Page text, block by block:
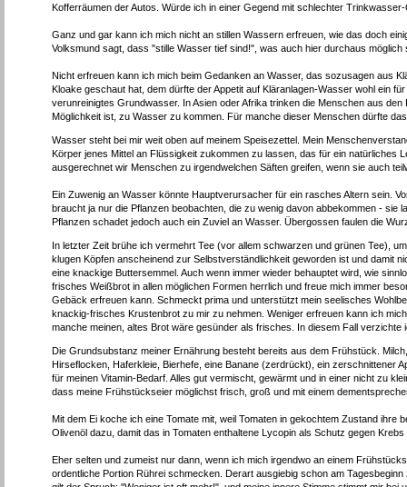
Kofferräumen der Autos. Würde ich in einer Gegend mit schlechter
Ganz und gar kann ich mich nicht an stillen Wassern erfreuen, wie das doch
Volksmund sagt, dass "stille Wasser tief sind!", was auch hier durchaus
Nicht erfreuen kann ich mich beim Gedanken an Wasser, das sozusagen aus
Kloake geschaut hat, dem dürfte der Appetit auf Kläranlagen-Wasser wohl ein
verunreinigtes Grundwasser. In Asien oder Afrika trinken die Menschen aus
Möglichkeit ist, zu Wasser zu kommen. Für manche dieser Menschen dürfte
Wasser steht bei mir weit oben auf meinem Speisezettel. Mein
Körper jenes Mittel an Flüssigkeit zukommen zu lassen, das für ein natürliches
ausgerechnet wir Menschen zu irgendwelchen Säften greifen, wenn sie auch
Ein Zuwenig an Wasser könnte Hauptverursacher für ein rasches Altern sein.
braucht ja nur die Pflanzen beobachten, die zu wenig davon abbekommen -
Pflanzen schadet jedoch auch ein Zuviel an Wasser. Übergossen faulen die
In letzter Zeit brühe ich vermehrt Tee (vor allem schwarzen und grünen Tee),
klugen Köpfen anscheinend zur Selbstverständlichkeit geworden ist und damit
eine knackige Buttersemmel. Auch wenn immer wieder behauptet wird, wie
frisches Weißbrot in allen möglichen Formen herrlich und freue mich immer
Gebäck erfreuen kann. Schmeckt prima und unterstützt mein seelisches
knackig-frisches Krustenbrot zu mir zu nehmen. Weniger erfreuen kann ich
manche meinen, altes Brot wäre gesünder als frisches. In diesem Fall
Die Grundsubstanz meiner Ernährung besteht bereits aus dem Frühstück.
Hirseflocken, Haferkleie, Bierhefe, eine Banane (zerdrückt), ein zerschnittener
für meinen Vitamin-Bedarf. Alles gut vermischt, gewärmt und in einer nicht zu
dass meine Frühstückseier möglichst frisch, groß und mit einem
Mit dem Ei koche ich eine Tomate mit, weil Tomaten in gekochtem Zustand
Olivenöl dazu, damit das in Tomaten enthaltene Lycopin als Schutz gegen
Eher selten und zumeist nur dann, wenn ich mich irgendwo an einem
ordentliche Portion Rührei schmecken. Derart ausgiebig schon am